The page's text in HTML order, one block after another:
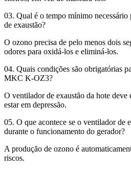
03. Qual é o tempo mínimo
de exaustão?
O ozono precisa de pelo menos dois
odores para oxidá-los e eliminá-los. ​
04. Quais condições são obrigatórias
MKC K-OZ3?
O ventilador de exaustão da hote deve
estar em depressão.
05. O que acontece se o ventilador de
durante o funcionamento do gerador?
A produção de ozono é
riscos.